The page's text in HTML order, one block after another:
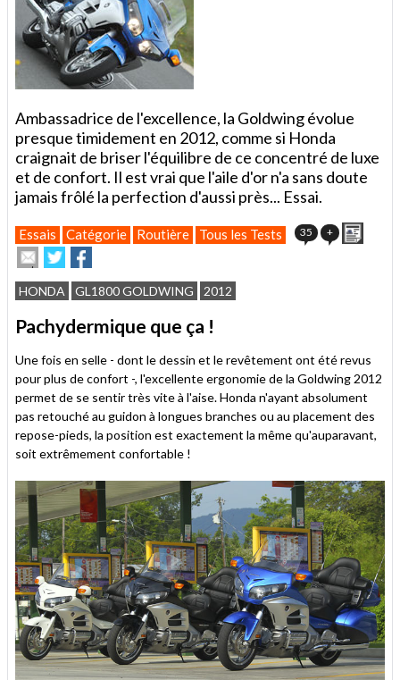
Ambassadrice de l'excellence, la Goldwing évolue
presque timidement en 2012, comme si Honda
craignait de briser l'équilibre de ce concentré de luxe
et de confort. Il est vrai que l'aile d'or n'a sans doute
jamais frôlé la perfection d'aussi près... Essai.
Essais Catégorie Routière Tous les Tests 35 +
Envoyer
cet
article
à
ami
Partager
sur
Twitter
sur
Facebook
HONDA GL1800 GOLDWING 2012
Pachydermique que ça !
Une fois en selle - dont le dessin et le revêtement ont été revus
pour plus de confort -, l'excellente ergonomie de la Goldwing 2012
permet de se sentir très vite à l'aise. Honda n'ayant absolument
pas retouché au guidon à longues branches ou au placement des
repose-pieds, la position est exactement la même qu'auparavant,
soit extrêmement confortable !